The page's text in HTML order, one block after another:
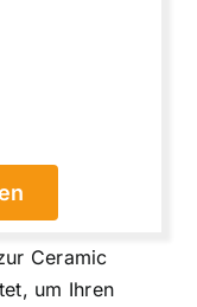
Ceramic
um Ihren